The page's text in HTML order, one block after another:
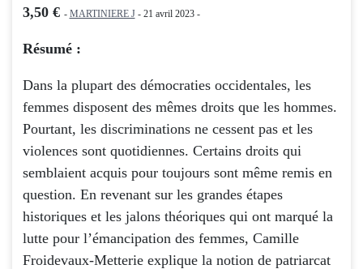
3,50 € - MARTINIERE J- 21 avril 2023 -
Résumé :
Dans la plupart des démocraties occidentales, les
femmes disposent des mêmes droits que les hommes.
Pourtant, les discriminations ne cessent pas et les
violences sont quotidiennes. Certains droits qui
semblaient acquis pour toujours sont même remis en
question. En revenant sur les grandes étapes
historiques et les jalons théoriques qui ont marqué la
lutte pour l’émancipation des femmes, Camille
Froidevaux-Metterie explique la notion de patriarcat